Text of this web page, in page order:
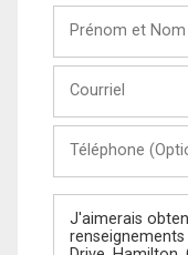
Nom
(Optionnel)
Message